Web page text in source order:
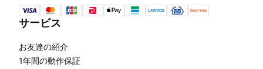
サービス
お友達の紹介
1年間の動作保証